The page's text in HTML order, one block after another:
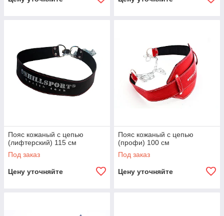
Пояс кожаный с цепью
(лифтерский) 115 см
Под заказ
Цену уточняйте
Пояс кожаный с цепью
(профи) 100 см
Под заказ
Цену уточняйте